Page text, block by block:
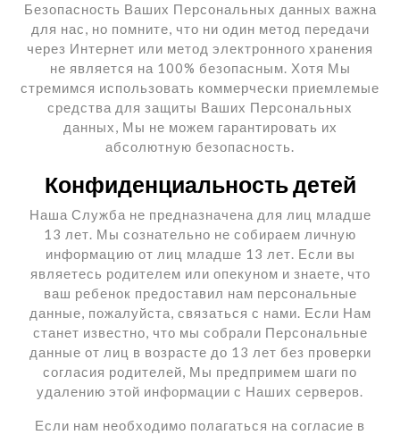
Безопасность Ваших Персональных данных важна
для нас, но помните, что ни один метод передачи
через Интернет или метод электронного хранения
не является на 100% безопасным. Хотя Мы
стремимся использовать коммерчески приемлемые
средства для защиты Ваших Персональных
данных, Мы не можем гарантировать их
абсолютную безопасность.
Конфиденциальность детей
Наша Служба не предназначена для лиц младше
13 лет. Мы сознательно не собираем личную
информацию от лиц младше 13 лет. Если вы
являетесь родителем или опекуном и знаете, что
ваш ребенок предоставил нам персональные
данные, пожалуйста, связаться с нами. Если Нам
станет известно, что мы собрали Персональные
данные от лиц в возрасте до 13 лет без проверки
согласия родителей, Мы предпримем шаги по
удалению этой информации с Наших серверов.
Если нам необходимо полагаться на согласие в